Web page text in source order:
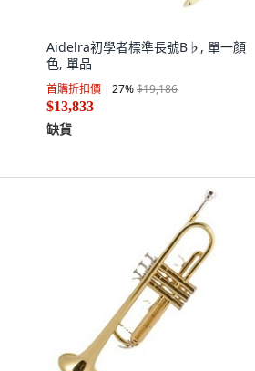
Aidelra初學者標準長號B♭, 單一顏
色, 單品
首購折扣價 27%$19,186
$13,833
缺貨